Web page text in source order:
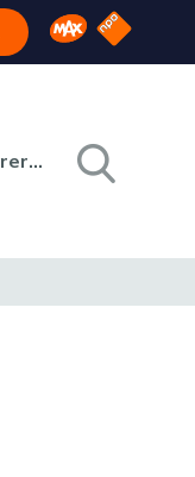
Omroep MAX
NPO
Registreren